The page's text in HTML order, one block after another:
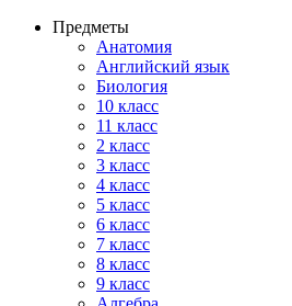
Предметы
Анатомия
Английский язык
Биология
10 класс
11 класс
2 класс
3 класс
4 класс
5 класс
6 класс
7 класс
8 класс
9 класс